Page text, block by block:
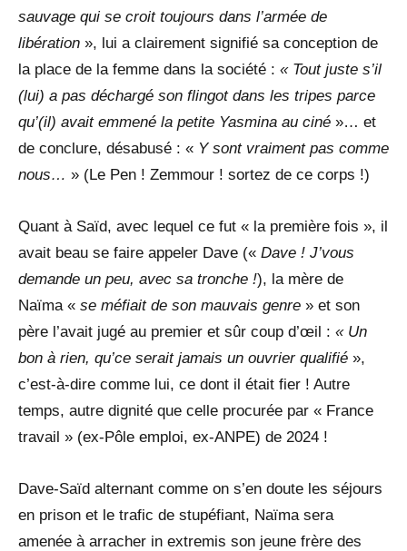
sauvage qui se croit toujours dans l’armée de
libération », lui a clairement signifié sa conception de
la place de la femme dans la société : « Tout juste s’il
(lui) a pas déchargé son flingot dans les tripes parce
qu’(il) avait emmené la petite Yasmina au ciné »… et
de conclure, désabusé : « Y sont vraiment pas comme
nous… » (Le Pen ! Zemmour ! sortez de ce corps !)
Quant à Saïd, avec lequel ce fut « la première fois », il
avait beau se faire appeler Dave (« Dave ! J’vous
demande un peu, avec sa tronche !), la mère de
Naïma « se méfiait de son mauvais genre » et son
père l’avait jugé au premier et sûr coup d’œil : « Un
bon à rien, qu’ce serait jamais un ouvrier qualifié »,
c’est-à-dire comme lui, ce dont il était fier ! Autre
temps, autre dignité que celle procurée par « France
travail » (ex-Pôle emploi, ex-ANPE) de 2024 !
Dave-Saïd alternant comme on s’en doute les séjours
en prison et le trafic de stupéfiant, Naïma sera
amenée à arracher in extremis son jeune frère des